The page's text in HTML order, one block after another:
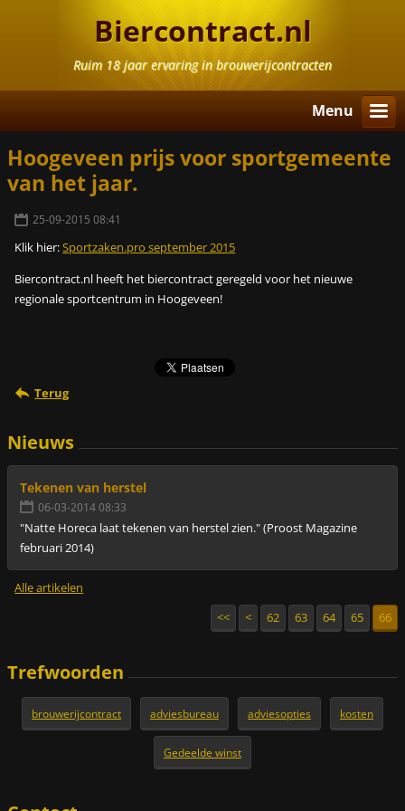
Biercontract.nl
Ruim 18 jaar ervaring in brouwerijcontracten
Menu
Hoogeveen prijs voor sportgemeente
van het jaar.
25-09-2015 08:41
Klik hier:Sportzaken.pro september 2015
Biercontract.nl heeft het biercontract geregeld voor het nieuwe
regionale sportcentrum in Hoogeveen!
Terug
Nieuws
Tekenen van herstel
06-03-2014 08:33
"Natte Horeca laat tekenen van herstel zien." (Proost Magazine
februari 2014)
Alle artikelen
<<
< 62 63 64 65 66
Trefwoorden
brouwerijcontract adviesbureau adviesopties kosten
Gedeelde winst